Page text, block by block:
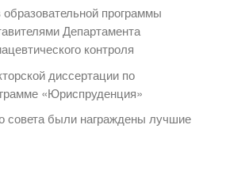
программы
Департамента
контроля
диссертации по
«Юриспруденция»
совета были награждены лучшие